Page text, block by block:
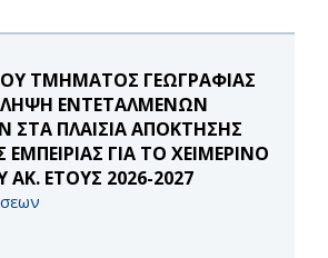
ΤΜΗΜΑΤΟΣ ΓΕΩΓΡΑΦΙΑΣ
ΕΝΤΕΤΑΛΜΕΝΩΝ
ΣΤΑ ΠΛΑΙΣΙΑ ΑΠΟΚΤΗΣΗΣ
ΓΙΑ ΤΟ ΧΕΙΜΕΡΙΝΟ
ΕΤΟΥΣ 2026-2027